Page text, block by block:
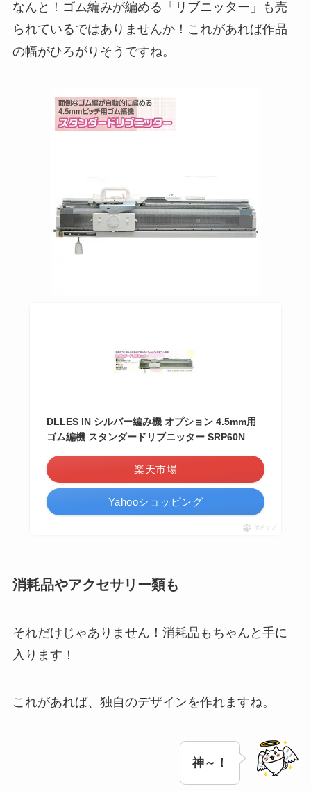
なんと！ゴム編みが編める「リブニッター」も売
られているではありませんか！これがあれば作品
の幅がひろがりそうですね。
DLLES IN シルバー編み機 オプション 4.5mm用
ゴム編機 スタンダードリブニッター SRP60N
楽天市場
Yahooショッピング
ポチップ
消耗品やアクセサリー類も
それだけじゃありません！消耗品もちゃんと手に
入ります！
これがあれば、独自のデザインを作れますね。
神～！